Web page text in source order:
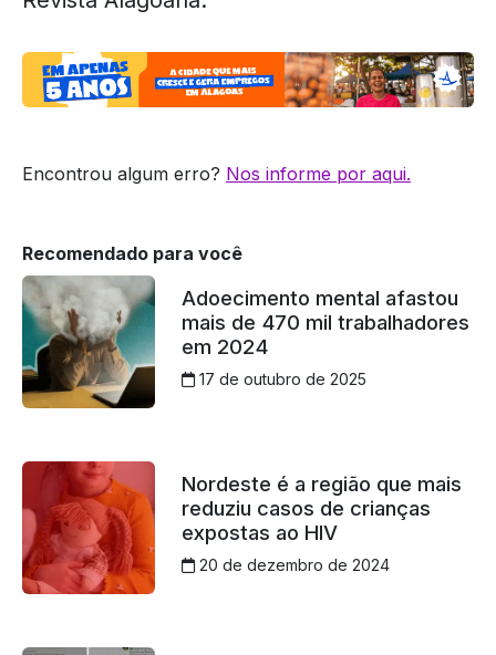
Encontrou algum erro? Nos informe por aqui.
Recomendado para você
Adoecimento mental afastou
mais de 470 mil trabalhadores
em 2024
17 de outubro de 2025
Nordeste é a região que mais
reduziu casos de crianças
expostas ao HIV
20 de dezembro de 2024